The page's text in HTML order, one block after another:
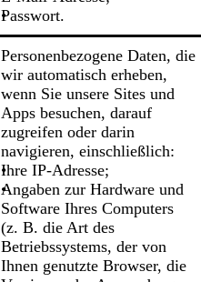
Passwort.
Personenbezogene Daten, die
wir automatisch erheben,
wenn Sie unsere Sites und
Apps besuchen, darauf
zugreifen oder darin
navigieren, einschließlich:
Ihre IP-Adresse;
Angaben zur Hardware und
Software Ihres Computers
(z. B. die Art des
Betriebssystems, der von
Ihnen genutzte Browser, die